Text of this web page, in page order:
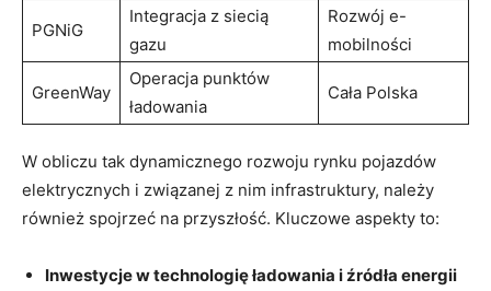
PGNiG
Integracja z siecią
gazu
Rozwój e-
mobilności
GreenWay
Operacja punktów
ładowania
Cała​ Polska
W obliczu tak dynamicznego rozwoju rynku pojazdów
⁤elektrycznych i związanej z nim ​infrastruktury, należy
również spojrzeć na‌ przyszłość. ‍Kluczowe aspekty to:
Inwestycje w technologię ładowania ⁣i źródła ⁣energii⁢